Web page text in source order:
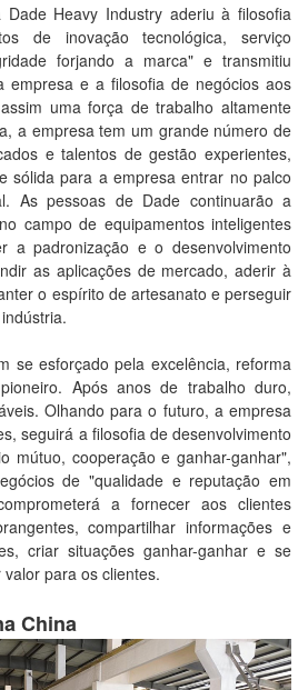
Heavy Industry aderiu à filosofia
de inovação tecnológica, serviço
forjando a marca" e transmitiu
empresa e a filosofia de negócios aos
uma força de trabalho altamente
a empresa tem um grande número de
e talentos de gestão experientes,
sólida para a empresa entrar no palco
As pessoas de Dade continuarão a
campo de equipamentos inteligentes
a padronização e o desenvolvimento
as aplicações de mercado, aderir à
o espírito de artesanato e perseguir
se esforçado pela excelência, reforma
Após anos de trabalho duro,
Olhando para o futuro, a empresa
seguirá a filosofia de desenvolvimento
mútuo, cooperação e ganhar-ganhar",
de "qualidade e reputação em
a fornecer aos clientes
compartilhar informações e
criar situações ganhar-ganhar e se
para os clientes.
China